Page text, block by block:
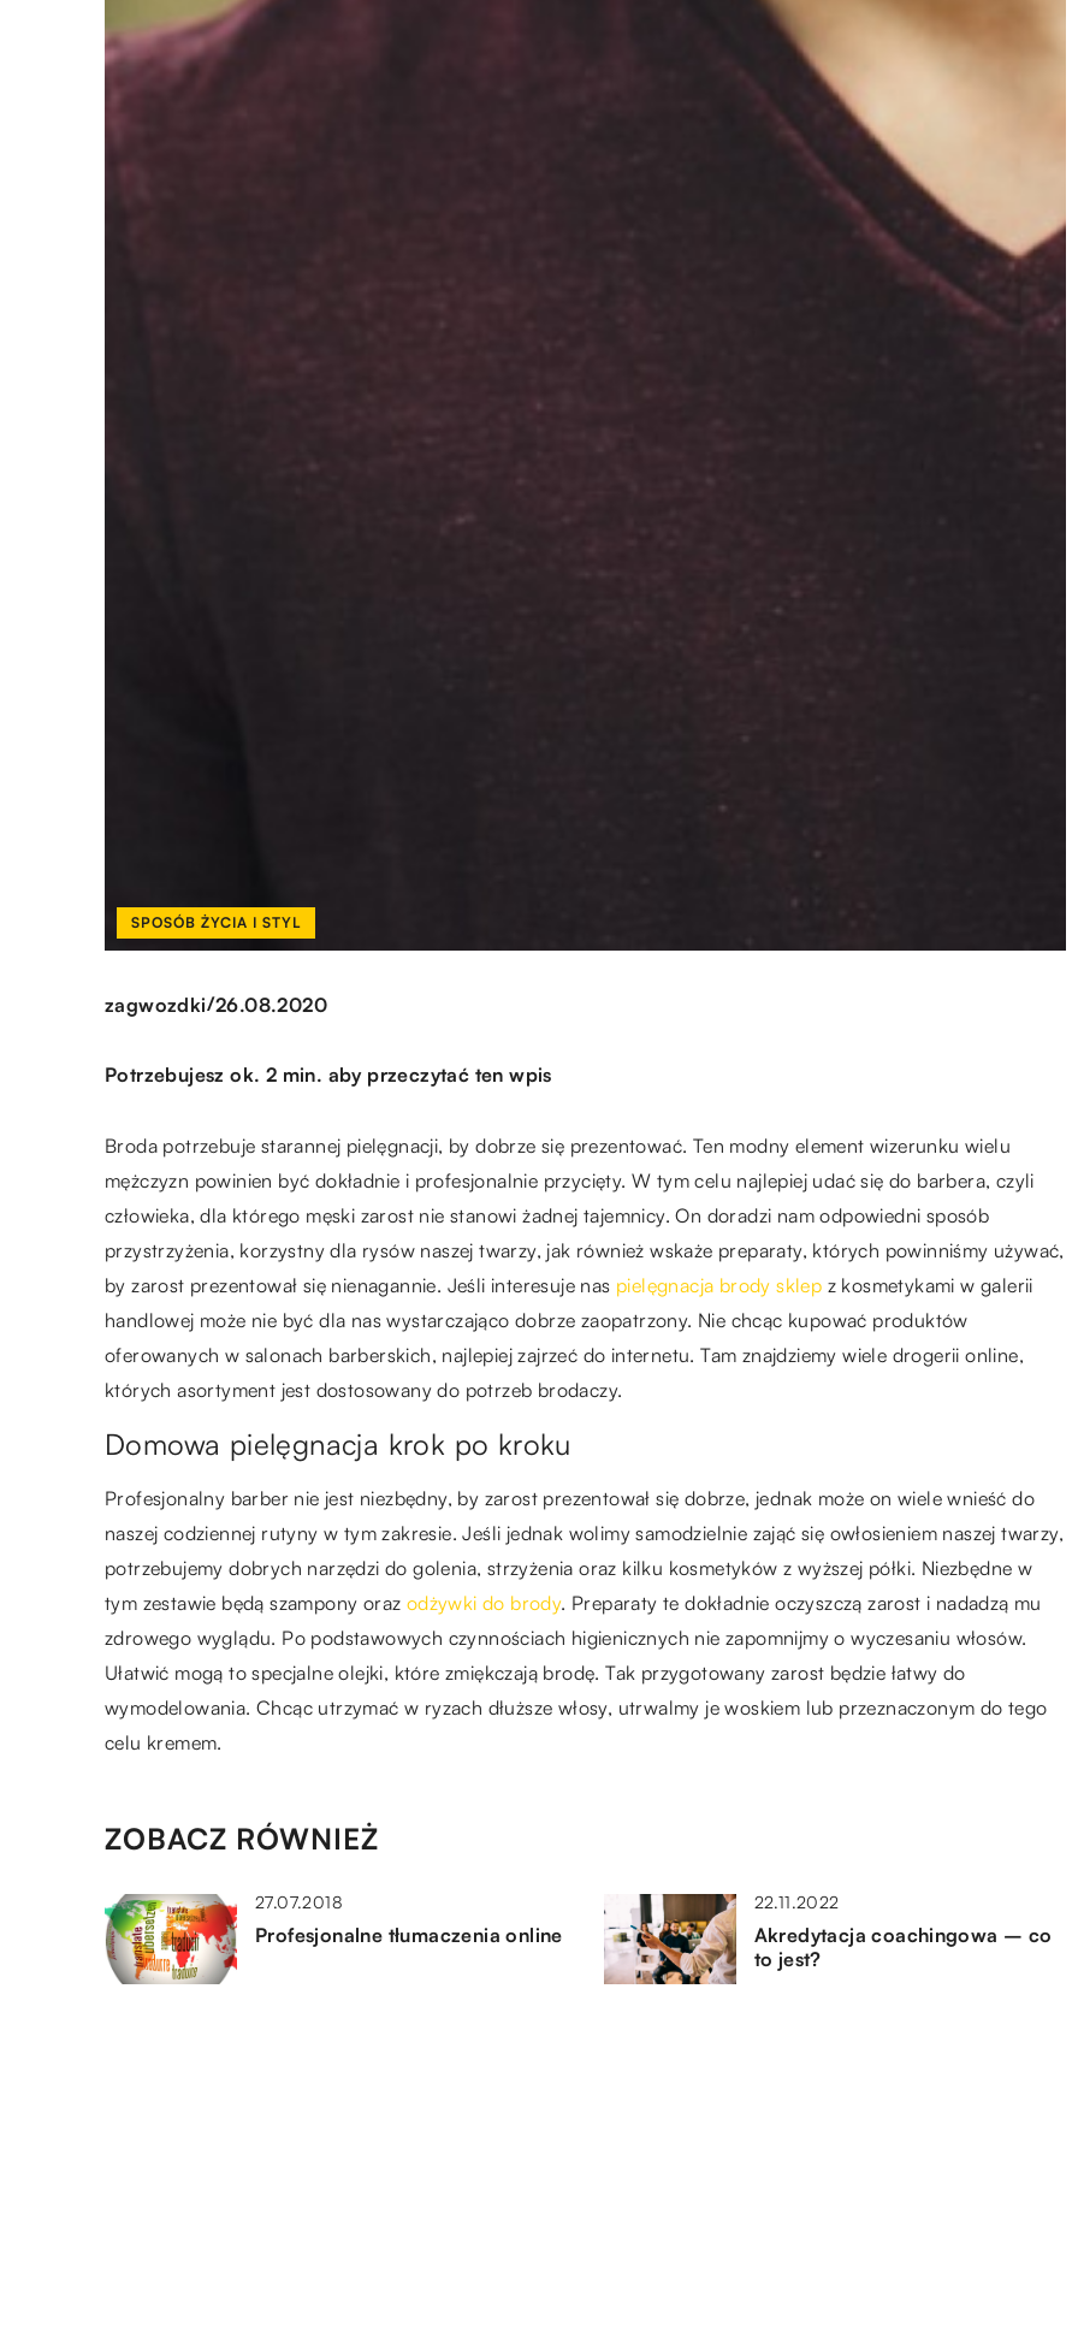
SPOSÓB ŻYCIA I STYL
zagwozdki/26.08.2020
Potrzebujesz ok. 2 min. aby przeczytać ten wpis
Broda potrzebuje starannej pielęgnacji, by dobrze się prezentować. Ten modny element wizerunku wielu
mężczyzn powinien być dokładnie i profesjonalnie przycięty. W tym celu najlepiej udać się do barbera, czyli
człowieka, dla którego męski zarost nie stanowi żadnej tajemnicy. On doradzi nam odpowiedni sposób
przystrzyżenia, korzystny dla rysów naszej twarzy, jak również wskaże preparaty, których powinniśmy używać,
by zarost prezentował się nienagannie. Jeśli interesuje nas pielęgnacja brody sklep z kosmetykami w galerii
handlowej może nie być dla nas wystarczająco dobrze zaopatrzony. Nie chcąc kupować produktów
oferowanych w salonach barberskich, najlepiej zajrzeć do internetu. Tam znajdziemy wiele drogerii online,
których asortyment jest dostosowany do potrzeb brodaczy.
Domowa pielęgnacja krok po kroku
Profesjonalny barber nie jest niezbędny, by zarost prezentował się dobrze, jednak może on wiele wnieść do
naszej codziennej rutyny w tym zakresie. Jeśli jednak wolimy samodzielnie zająć się owłosieniem naszej twarzy,
potrzebujemy dobrych narzędzi do golenia, strzyżenia oraz kilku kosmetyków z wyższej półki. Niezbędne w
tym zestawie będą szampony oraz odżywki do brody. Preparaty te dokładnie oczyszczą zarost i nadadzą mu
zdrowego wyglądu. Po podstawowych czynnościach higienicznych nie zapomnijmy o wyczesaniu włosów.
Ułatwić mogą to specjalne olejki, które zmiękczają brodę. Tak przygotowany zarost będzie łatwy do
wymodelowania. Chcąc utrzymać w ryzach dłuższe włosy, utrwalmy je woskiem lub przeznaczonym do tego
celu kremem.
ZOBACZ RÓWNIEŻ
27.07.2018
Profesjonalne tłumaczenia online
22.11.2022
Akredytacja coachingowa – co
to jest?